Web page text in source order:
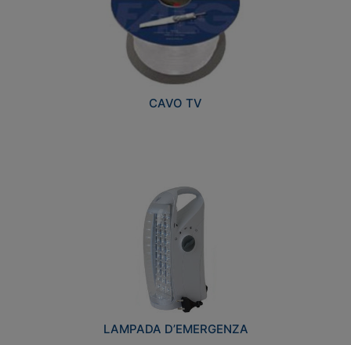
CAVO TV
LAMPADA D’EMERGENZA